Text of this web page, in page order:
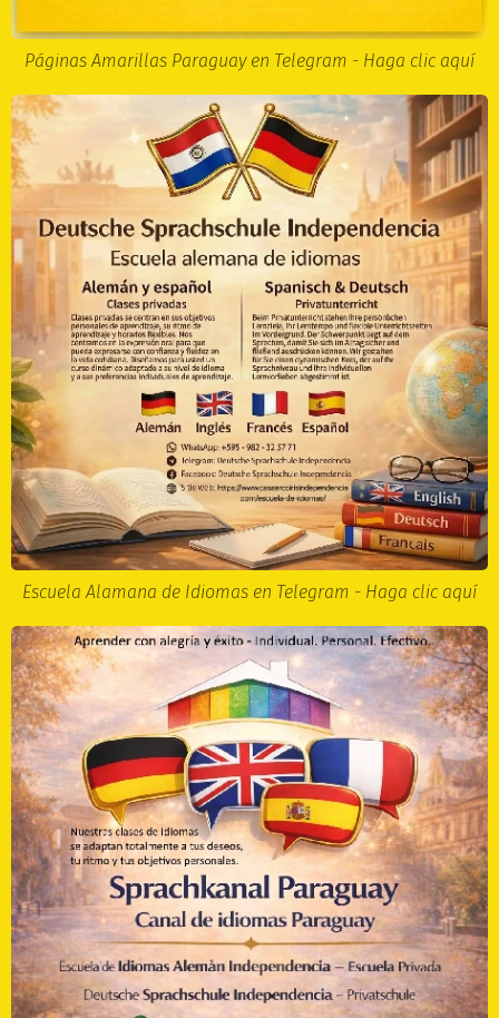
Páginas Amarillas Paraguay en Telegram - Haga clic aquí
Escuela Alamana de Idiomas en Telegram - Haga clic aquí